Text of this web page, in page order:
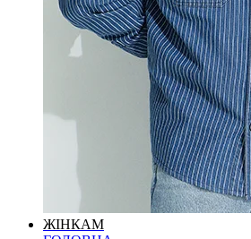
ЖІНКАМ